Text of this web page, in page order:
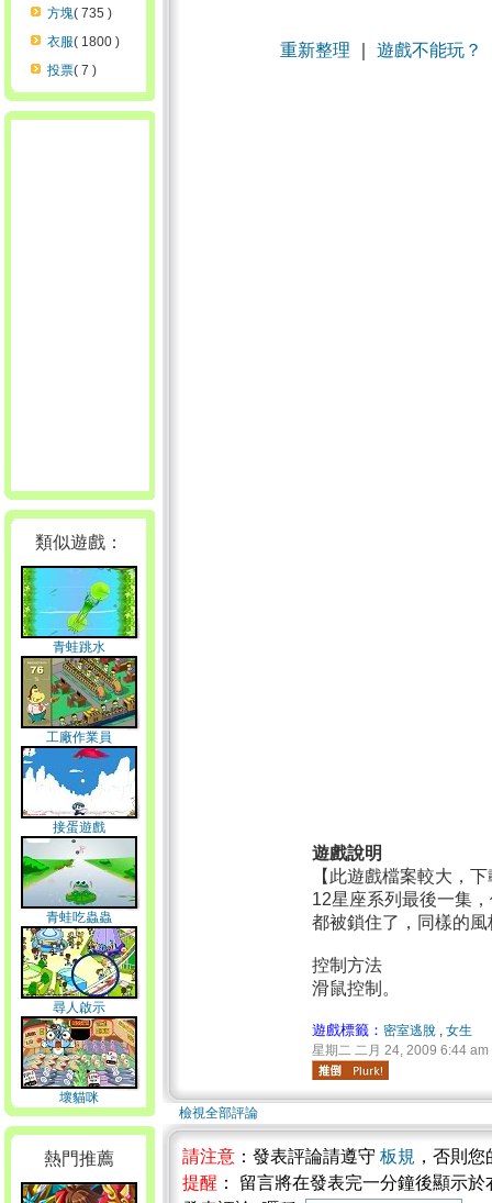
方塊( 735 )
衣服( 1800 )
投票( 7 )
類似遊戲：
青蛙跳水
工廠作業員
接蛋遊戲
青蛙吃蟲蟲
尋人啟示
壞貓咪
熱門推薦
重新整理 遊戲不能玩？
遊戲說明
【此遊戲檔案較大，
12星座系列最後一集
都被鎖住了，同樣的
控制方法
滑鼠控制。
遊戲標籤： 密室逃脫 , 女生
星期二 二月 24, 2009 6:44 am
檢視全部評論
請注意 ：發表評論請遵守 板規 ，否則
提醒 ： 留言將在發表完一分鐘後顯示